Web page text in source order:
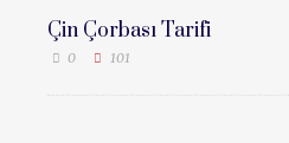
Çin Çorbası Tarifi
0 101